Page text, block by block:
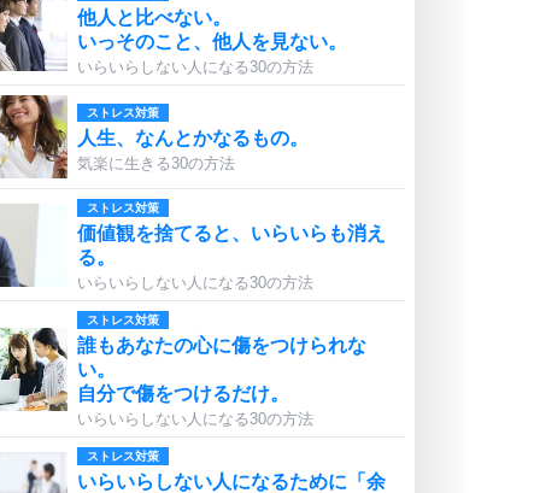
他人と比べない。
いっそのこと、他人を見ない。
いらいらしない人になる30の方法
ストレス対策
人生、なんとかなるもの。
気楽に生きる30の方法
ストレス対策
価値観を捨てると、いらいらも消え
る。
いらいらしない人になる30の方法
ストレス対策
誰もあなたの心に傷をつけられな
い。
自分で傷をつけるだけ。
いらいらしない人になる30の方法
ストレス対策
いらいらしない人になるために「余